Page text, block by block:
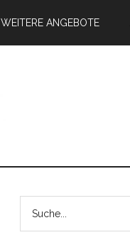
WEITERE ANGEBOTE